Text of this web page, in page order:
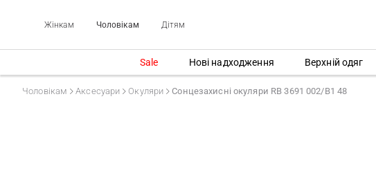
Жінкам Чоловікам Дітям
Sale Нові надходження Верхній одяг
Чоловікам Аксесуари Окуляри Сонцезахисні окуляри RB 3691 002/B1 48